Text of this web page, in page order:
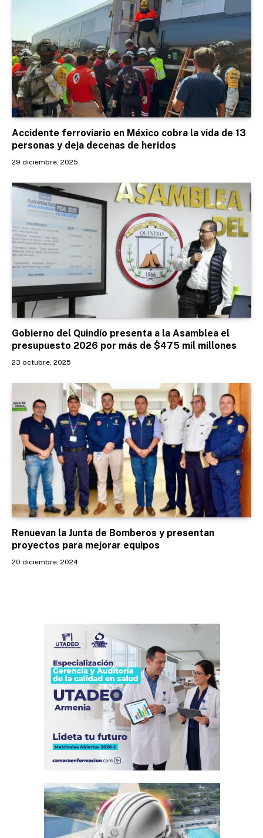
Accidente ferroviario en México cobra la vida de 13
personas y deja decenas de heridos
29 diciembre, 2025
Gobierno del Quindío presenta a la Asamblea el
presupuesto 2026 por más de $475 mil millones
23 octubre, 2025
Renuevan la Junta de Bomberos y presentan
proyectos para mejorar equipos
20 diciembre, 2024